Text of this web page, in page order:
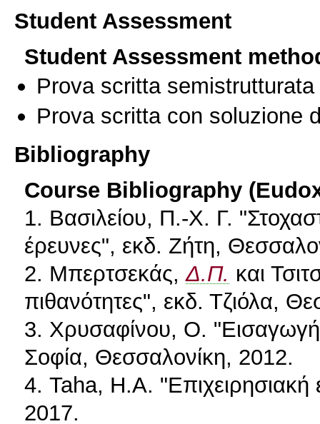
Student Assessment
Student Assessment
Prova scritta
Prova scritta con soluzione
Bibliography
Course Bibliography
1. Βασιλείου, Π.-Χ. Γ.
έρευνες", εκδ. Ζήτη,
2. Μπερτσεκάς,Δ.Π. και
πιθανότητες", εκδ. Τζιόλα,
3. Χρυσαφίνου, Ο. "Εισαγωγή
Σοφία, Θεσσαλονίκη, 2012.
4. Taha, H.A.
2017.